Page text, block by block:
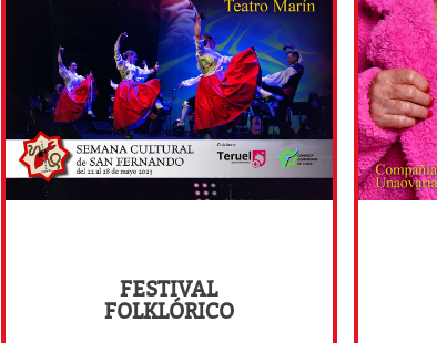
FESTIVAL
FOLKLÓRICO